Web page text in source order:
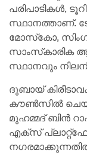
പരിപാടികള്‍,
സ്ഥാനത്താണ്.
മോസ്‌കോ,
സാംസ്‌കാരിക
സ്ഥാനവും
ദുബായ്
കൗണ്‍സില്‍
മുഹമ്മദ് ബിന്‍
എക്‌സ്